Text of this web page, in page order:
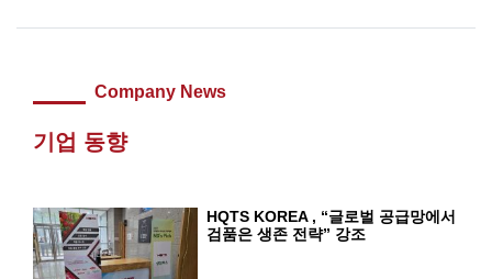
Company News
기업 동향
HQTS KOREA , “글로벌 공급망에서
검품은 생존 전략” 강조